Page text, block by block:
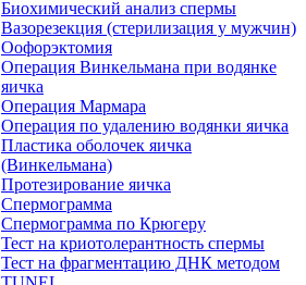
Биохимический анализ спермы
Вазорезекция (стерилизация у мужчин)
Оофорэктомия
Операция Винкельмана при водянке
яичка
Операция Мармара
Операция по удалению водянки яичка
Пластика оболочек яичка
(Винкельмана)
Протезирование яичка
Спермограмма
Спермограмма по Крюгеру
Тест на криотолерантность спермы
Тест на фрагментацию ДНК методом